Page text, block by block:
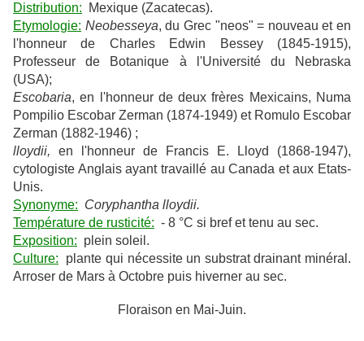
Distribution:
Mexique (Zacatecas).
Etymologie: Neobesseya, du Grec "neos" = nouveau et en
l'honneur de Charles Edwin Bessey (1845-1915),
Professeur de Botanique à l'Université du Nebraska
(USA);
Escobaria, en l'honneur de deux frères Mexicains, Numa
Pompilio Escobar Zerman (1874-1949) et Romulo Escobar
Zerman (1882-1946) ;
lloydii, en l'honneur de Francis E. Lloyd (1868-1947),
cytologiste Anglais ayant travaillé au Canada et aux Etats-
Unis.
Synonyme: Coryphantha lloydii.
Température de rusticité: - 8 °C si bref et tenu au sec.
Exposition: plein soleil.
Culture: plante qui nécessite un substrat drainant minéral.
Arroser de Mars à Octobre puis hiverner au sec.
Floraison en Mai-Juin.